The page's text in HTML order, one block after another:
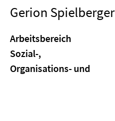
Gerion Spielberger
Arbeitsbereich
Sozial-,
Organisations- und